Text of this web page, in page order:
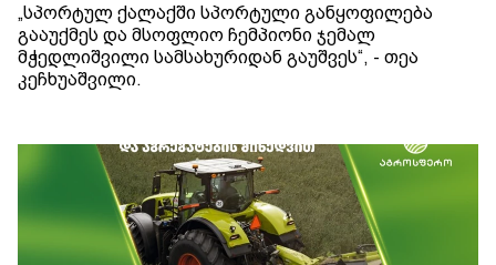
„სპორტულ ქალაქში სპორტული განყოფილება
გააუქმეს და მსოფლიო ჩემპიონი ჯემალ
მჭედლიშვილი სამსახურიდან გაუშვეს“, - თეა
კეჩხუაშვილი.